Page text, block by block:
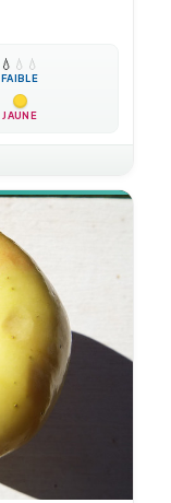
💧 💧 💧
FAIBLE
JAUNE